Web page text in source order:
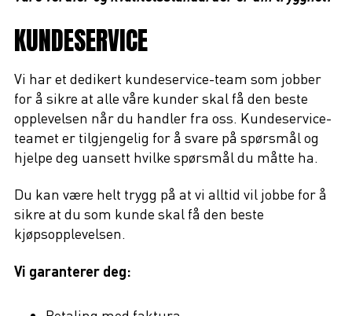
KUNDESERVICE
Vi har et dedikert kundeservice-team som jobber
for å sikre at alle våre kunder skal få den beste
opplevelsen når du handler fra oss. Kundeservice-
teamet er tilgjengelig for å svare på spørsmål og
hjelpe deg uansett hvilke spørsmål du måtte ha.
Du kan være helt trygg på at vi alltid vil jobbe for å
sikre at du som kunde skal få den beste
kjøpsopplevelsen.
Vi garanterer deg: